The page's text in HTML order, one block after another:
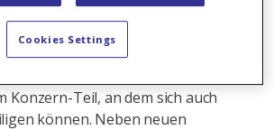
im gewünschten Ausmass in die
investieren. Die
diesen Bereichen soll deshalb
Konzern-Teil, an dem sich auch
können. Neben neuen
Cookies Settings